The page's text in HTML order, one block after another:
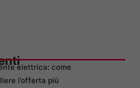
elettrica: come
l’offerta più